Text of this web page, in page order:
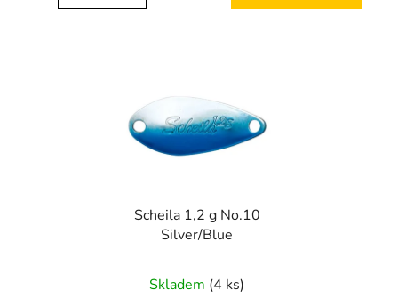
Scheila 1,2 g No.10
Silver/Blue
Skladem (4 ks)